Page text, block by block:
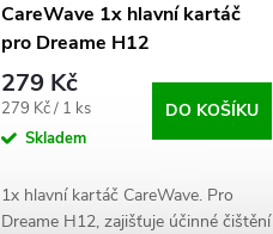
CareWave 1x hlavní kartáč
pro Dreame H12
279 Kč
Měrná
cena:
279 Kč / 1 ks
Skladem
DO KOŠÍKU
1x hlavní kartáč CareWave. Pro
Dreame H12, zajišťuje účinné čištění